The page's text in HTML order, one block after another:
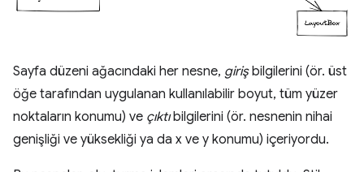
Sayfa düzeni ağacındaki her nesne, girişbilgilerini (ör. üst
öğe tarafından uygulanan kullanılabilir boyut, tüm yüzer
noktaların konumu) ve çıktıbilgilerini (ör. nesnenin nihai
genişliği ve yüksekliği ya da x ve y konumu) içeriyordu.